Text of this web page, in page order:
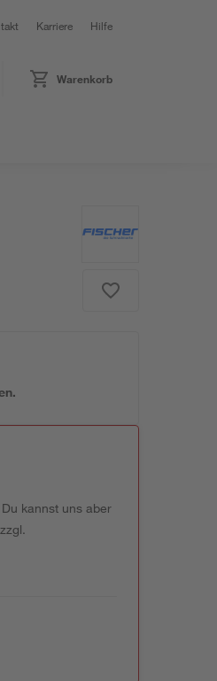
Karriere Hilfe
Warenkorb
kannst uns aber